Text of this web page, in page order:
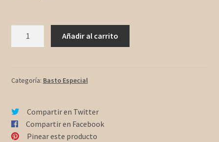
Añadir al carrito
Categoría: Basto Especial
Compartir en Twitter
Compartir en Facebook
Pinear este producto